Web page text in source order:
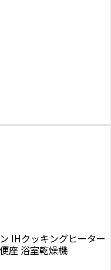
IHクッキングヒーター
座 浴室乾燥機